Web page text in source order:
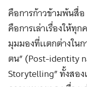
คือการก้าวข้ามพ้นสื่อ
คือการเล่าเรื่องให้ทุ
มุมมองที่เเตกต่างใน
ตน” (Post-identity
Storytelling” ทั้งสอ